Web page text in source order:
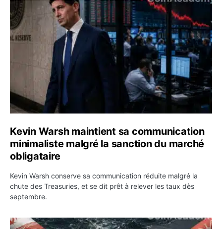
Kevin Warsh maintient sa communication minimaliste
Kevin Warsh maintient sa communication
minimaliste malgré la sanction du marché
obligataire
Kevin Warsh conserve sa communication réduite malgré la
chute des Treasuries, et se dit prêt à relever les taux dès
septembre.
Ormuz : l’Iran annonce un accord avec Oman sur une